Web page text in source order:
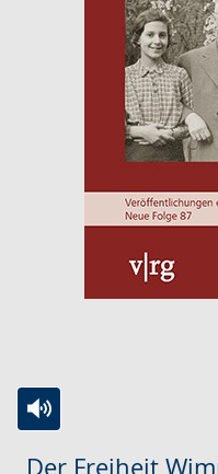
„Der Freiheit